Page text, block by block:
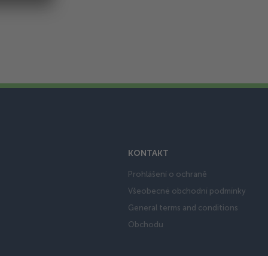
KONTAKT
Prohlášení o ochraně
Všeobecné obchodní podmínky
General terms and conditions
Obchodu